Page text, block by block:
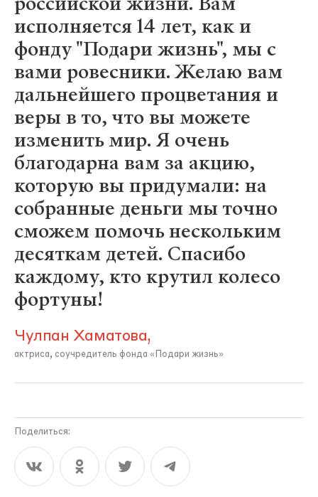
исполняется 14 лет, как и
фонду "Подари жизнь", мы с
вами ровесники. Желаю вам
дальнейшего процветания и
веры в то, что вы можете
изменить мир. Я очень
благодарна вам за акцию,
которую вы придумали: на
собранные деньги мы точно
сможем помочь нескольким
десяткам детей. Спасибо
каждому, кто крутил колесо
фортуны!
Чулпан Хаматова,
актриса, соучредитель фонда «Подари жизнь»
Поделиться: